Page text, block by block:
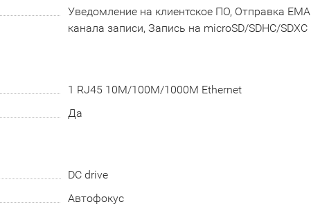
Уведомление на клиентское ПО, Отправка
канала записи, Запись на microSD/SDHC/
1 RJ45 10M/100M/1000M Ethernet
Да
DC drive
Автофокус